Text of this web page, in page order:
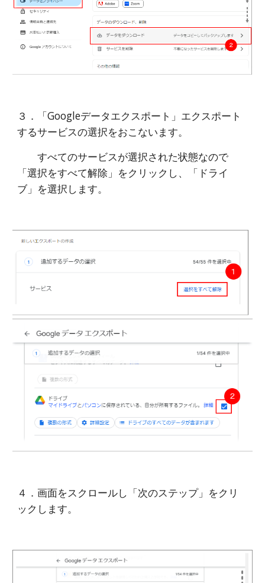
３．「Googleデータエクスポート」エクスポート
するサービスの選択をおこないます。
すべてのサービスが選択された状態なので
「選択をすべて解除」をクリックし、「 ドライ
ブ」を選択します。
４．画面をスクロールし「次のステップ」をクリ
ックします。